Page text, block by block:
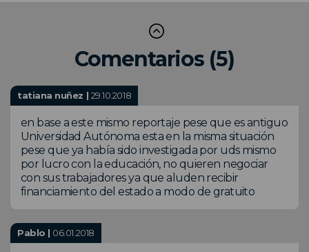
Comentarios (5)
tatiana nuñez | 29.10.2018
en base a este mismo reportaje pese que es antiguo
Universidad Autónoma esta en la misma situación
pese que ya había sido investigada por uds mismo
por lucro con la educación, no quieren negociar
con sus trabajadores ya que aluden recibir
financiamiento del estado a modo de gratuito
Pablo | 06.01.2018